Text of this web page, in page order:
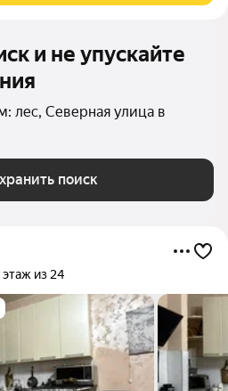
и не упускайте
лес, Северная улица в
поиск
этаж из 24